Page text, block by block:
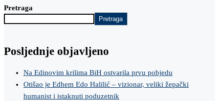
Pretraga
Pretraga
Posljednje objavljeno
Na Edinovim krilima BiH ostvarila prvu pobjedu
Otišao je Edhem Edo Halilić – vizionar, veliki žepački
humanist i istaknuti poduzetnik